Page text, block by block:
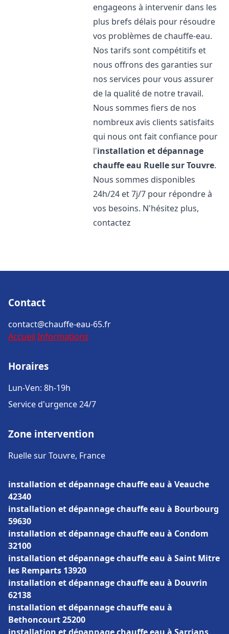
engageons à intervenir dans les
plus brefs délais pour résoudre
vos problèmes de chauffe-eau.
Nos tarifs sont compétitifs et
nous offrons des garanties sur
nos services pour vous assurer
de la qualité de notre travail.
Nous sommes fiers de nos
nombreux avis clients satisfaits
qui nous ont fait confiance pour
l'installation et dépannage
chauffe eau Ruelle sur Touvre.
Nous sommes disponibles
24h/24 et 7j/7 pour répondre à
vos besoins. N'hésitez plus,
contactez
Contact
contact@chauffe-eau-65.fr
Accueil Informations
Horaires
Lun-Ven: 8h-19h
Service d'urgence 24/7
Zone intervention
Ruelle sur Touvre, France
installation et dépannage chauffe eau à Veauche
42340
installation et dépannage chauffe eau à Bourbourg
59630
installation et dépannage chauffe eau à Condom
32100
installation et dépannage chauffe eau à Saint Mitre
les Remparts 13920
installation et dépannage chauffe eau à Douvrin
62138
installation et dépannage chauffe eau à
Bethoncourt 25200